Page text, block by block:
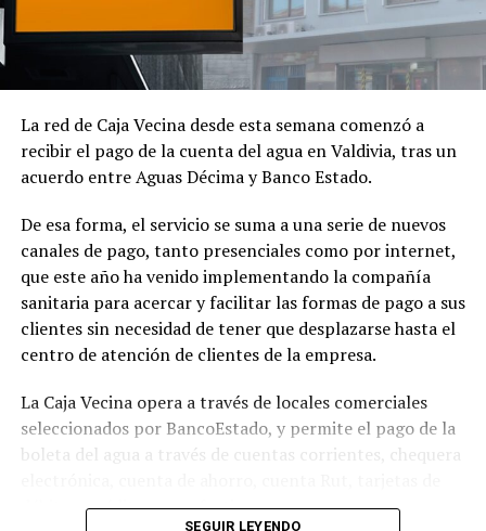
La red de Caja Vecina desde esta semana comenzó a
recibir el pago de la cuenta del agua en Valdivia, tras un
acuerdo entre Aguas Décima y Banco Estado.
De esa forma, el servicio se suma a una serie de nuevos
canales de pago, tanto presenciales como por internet,
que este año ha venido implementando la compañía
sanitaria para acercar y facilitar las formas de pago a sus
clientes sin necesidad de tener que desplazarse hasta el
centro de atención de clientes de la empresa.
La Caja Vecina opera a través de locales comerciales
seleccionados por BancoEstado, y permite el pago de la
boleta del agua a través de cuentas corrientes, chequera
débito y crédito, y en efectivo.
SEGUIR LEYENDO